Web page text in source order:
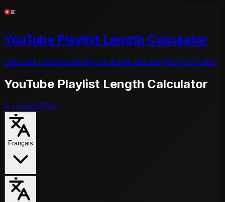
YouTube Playlist Length Calculator
Calculez instantanément la durée des playlists YouTube
YouTube Playlist Length Calculator
À proposFAQ
Français